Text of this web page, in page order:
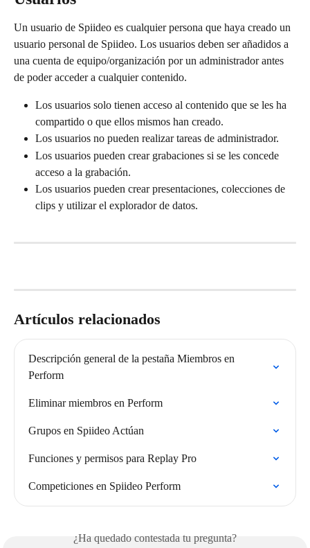
Un usuario de Spiideo es cualquier persona que haya creado un
usuario personal de Spiideo. Los usuarios deben ser añadidos a
una cuenta de equipo/organización por un administrador antes
de poder acceder a cualquier contenido.
Los usuarios solo tienen acceso al contenido que se les ha
compartido o que ellos mismos han creado.
Los usuarios no pueden realizar tareas de administrador.
Los usuarios pueden crear grabaciones si se les concede
acceso a la grabación.
Los usuarios pueden crear presentaciones, colecciones de
clips y utilizar el explorador de datos.
Artículos relacionados
Descripción general de la pestaña Miembros en
Perform
Eliminar miembros en Perform
Grupos en Spiideo Actúan
Funciones y permisos para Replay Pro
Competiciones en Spiideo Perform
¿Ha quedado contestada tu pregunta?